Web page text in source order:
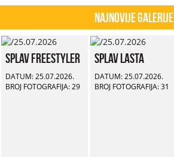
Najnovije Galerije
Splav Freestyler
DATUM: 25.07.2026.
BROJ FOTOGRAFIJA: 29
Splav Lasta
DATUM: 25.07.2026.
BROJ FOTOGRAFIJA: 31